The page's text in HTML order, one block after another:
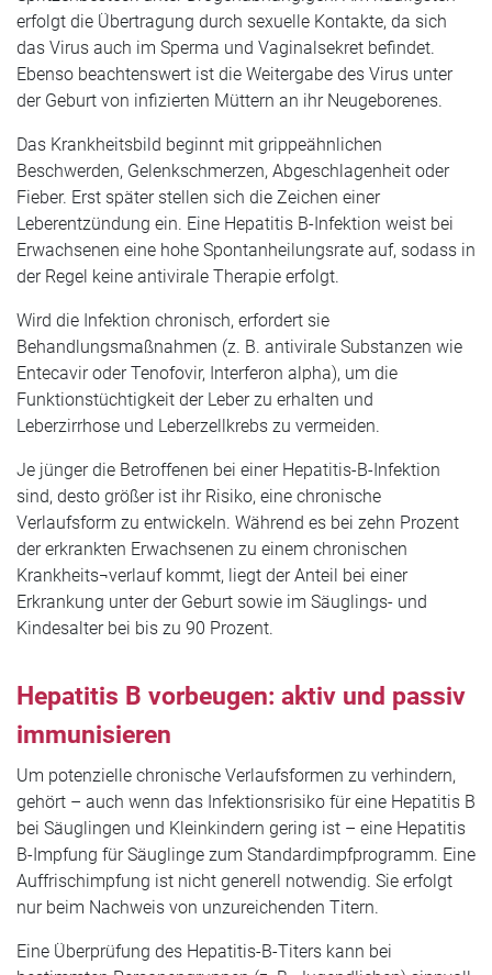
erfolgt die Übertragung durch sexuelle Kontakte, da sich
das Virus auch im Sperma und Vaginalsekret befindet.
Ebenso beachtenswert ist die Weitergabe des Virus unter
der Geburt von infizierten Müttern an ihr Neugeborenes.
Das Krankheitsbild beginnt mit grippeähnlichen
Beschwerden, Gelenkschmerzen, Abgeschlagenheit oder
Fieber. Erst später stellen sich die Zeichen einer
Leberentzündung ein. Eine Hepatitis B-Infektion weist bei
Erwachsenen eine hohe Spontanheilungsrate auf, sodass in
der Regel keine antivirale Therapie erfolgt.
Wird die Infektion chronisch, erfordert sie
Behandlungsmaßnahmen (z. B. antivirale Substanzen wie
Entecavir oder Tenofovir, Interferon alpha), um die
Funktionstüchtigkeit der Leber zu erhalten und
Leberzirrhose und Leberzellkrebs zu vermeiden.
Je jünger die Betroffenen bei einer Hepatitis-B-Infektion
sind, desto größer ist ihr Risiko, eine chronische
Verlaufsform zu entwickeln. Während es bei zehn Prozent
der erkrankten Erwachsenen zu einem chronischen
Krankheits¬verlauf kommt, liegt der Anteil bei einer
Erkrankung unter der Geburt sowie im Säuglings- und
Kindesalter bei bis zu 90 Prozent.
Hepatitis B vorbeugen: aktiv und passiv
immunisieren
Um potenzielle chronische Verlaufsformen zu verhindern,
gehört – auch wenn das Infektionsrisiko für eine Hepatitis B
bei Säuglingen und Kleinkindern gering ist – eine Hepatitis
B-Impfung für Säuglinge zum Standardimpfprogramm. Eine
Auffrischimpfung ist nicht generell notwendig. Sie erfolgt
nur beim Nachweis von unzureichenden Titern.
Eine Überprüfung des Hepatitis-B-Titers kann bei